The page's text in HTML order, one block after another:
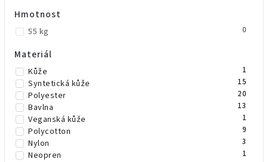
Béžová
Vínová 1
Hmotnost
55 kg 0
Materiál
Kůže 1
Syntetická kůže 15
Polyester 20
Bavlna 13
Veganská kůže 1
Polycotton 9
Nylon 3
Neopren 1